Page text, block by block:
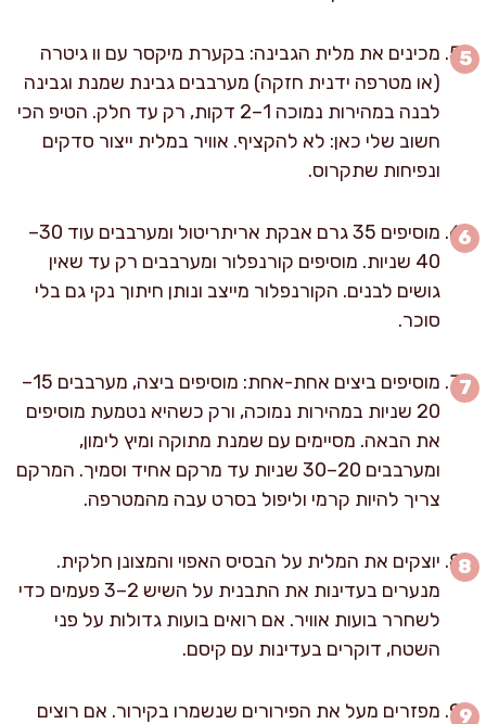
מכינים את מלית הגבינה: בקערת מיקסר עם וו גיטרה
(או מטרפה ידנית חזקה) מערבבים גבינת שמנת וגבינה
לבנה במהירות נמוכה 1–2 דקות, רק עד חלק. הטיפ הכי
חשוב שלי כאן: לא להקציף. אוויר במלית ייצור סדקים
ונפיחות שתקרוס.
מוסיפים 35 גרם אבקת אריתריטול ומערבבים עוד 30–
40 שניות. מוסיפים קורנפלור ומערבבים רק עד שאין
גושים לבנים. הקורנפלור מייצב ונותן חיתוך נקי גם בלי
סוכר.
מוסיפים ביצים אחת-אחת: מוסיפים ביצה, מערבבים 15–
20 שניות במהירות נמוכה, ורק כשהיא נטמעת מוסיפים
את הבאה. מסיימים עם שמנת מתוקה ומיץ לימון,
ומערבבים 20–30 שניות עד מרקם אחיד וסמיך. המרקם
צריך להיות קרמי וליפול בסרט עבה מהמטרפה.
יוצקים את המלית על הבסיס האפוי והמצונן חלקית.
מנערים בעדינות את התבנית על השיש 2–3 פעמים כדי
לשחרר בועות אוויר. אם רואים בועות גדולות על פני
השטח, דוקרים בעדינות עם קיסם.
מפזרים מעל את הפירורים שנשמרו בקירור. אם רוצים